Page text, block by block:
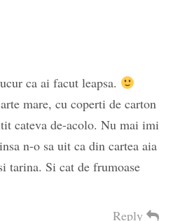
ca ai facut leapsa.
mare, cu coperti de carton
cateva de-acolo. Nu mai imi
n-o sa uit ca din cartea aia
tarina. Si cat de frumoase
Reply